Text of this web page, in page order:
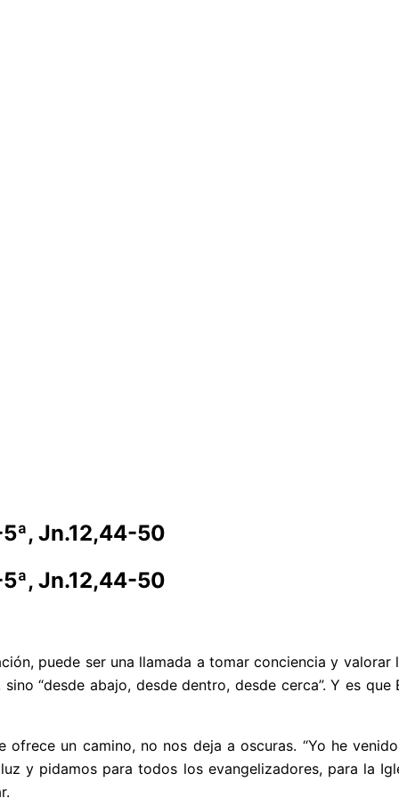
Jn.12,44-50
Jn.12,44-50
puede ser una llamada a tomar conciencia y
“desde abajo, desde dentro, desde cerca”. Y es
un camino, no nos deja a oscuras. “Yo he
y pidamos para todos los evangelizadores, para la